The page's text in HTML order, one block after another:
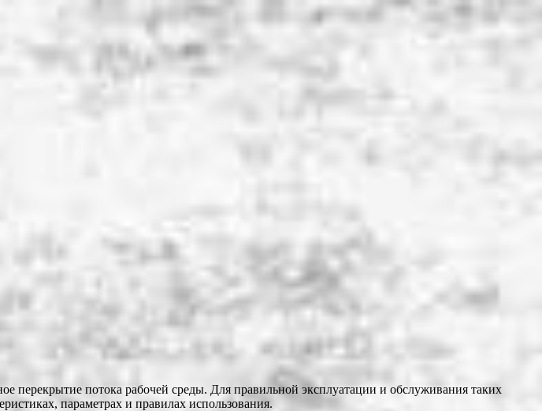
потока рабочей среды. Для правильной эксплуатации и обслуживания таких
параметрах и правилах использования.